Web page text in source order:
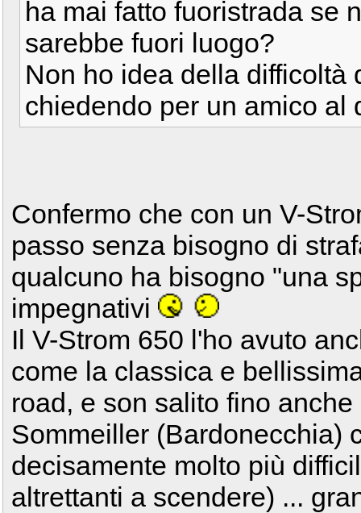
ha mai fatto fuoristrada se
sarebbe fuori luogo?
Non ho idea della difficoltà
chiedendo per un amico al
Confermo che con un V-
passo senza bisogno di
qualcuno ha bisogno "una
impegnativi
Il V-Strom 650 l'ho avuto
come la classica e
road, e son salito fino
Sommeiller (Bardonecchia)
decisamente molto più
altrettanti a scendere) ...